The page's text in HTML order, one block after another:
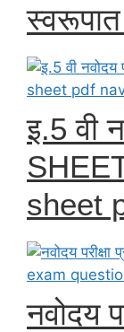
इ.5 वी
sheet
नवोदय